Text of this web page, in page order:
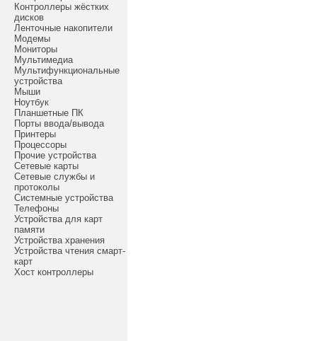
Контроллеры жёстких
дисков
Ленточные накопители
Модемы
Мониторы
Мультимедиа
Мультифункциональные
устройства
Мыши
Ноутбук
Планшетные ПК
Порты ввода/вывода
Принтеры
Процессоры
Прочие устройства
Сетевые карты
Сетевые службы и
протоколы
Системные устройства
Телефоны
Устройства для карт
памяти
Устройства хранения
Устройства чтения смарт-
карт
Хост контроллеры